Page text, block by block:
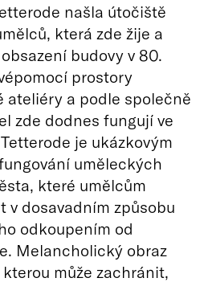
našla útočiště
která zde žije a
budovy v 80.
prostory
ateliéry a podle společně
zde dodnes fungují ve
je ukázkovým
uměleckých
které umělcům
v dosavadním způsobu
odkoupením od
Melancholický obraz
může zachránit,